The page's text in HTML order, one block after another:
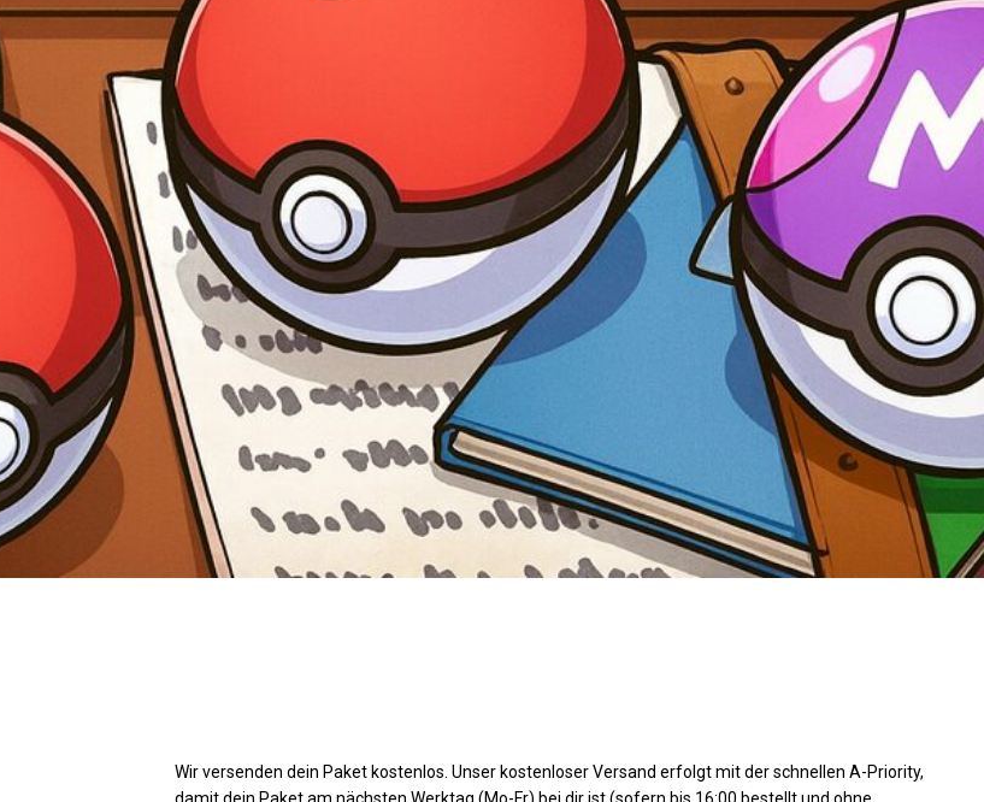
Wir versenden dein Paket kostenlos. Unser kostenloser Versand erfolgt mit der schnellen A-Priority,
damit dein Paket am nächsten Werktag (Mo-Fr) bei dir ist (sofern bis 16:00 bestellt und ohne